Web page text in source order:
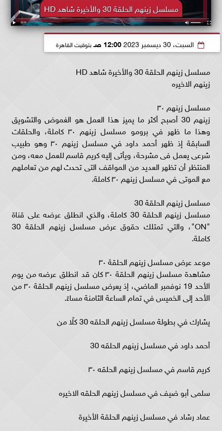
مسلسل زينهم الحلقة 30 والأخيرة شاهد HD
السبت، 30 ديسمبر 2023 12:00 صـ بتوقيت القاهرة
مسلسل زينهم الحلقة 30 والأخيرة شاهد HD
زينهم الاخيره
مسلسل زينهم ٣٠
زينهم 30 أصبح أكثر ما يميز هذا العمل هو الغموض والتشويق
وهذا ما ظهر في برومو مسلسل زينهم ٣٠ كاملة، والحلقات
السابقة إذ ظهر أحمد داود في مسلسل زينهم ٣٠ وهو طبيب
شرعى يعمل فى مشرحة، ويأتى إليه كريم قاسم للعمل معه، ومن
المنتظر أن تظهر العديد من المواقف التى تحدث لهم من تعاملهم
مع الموتى في مسلسل زينهم ٣٠ كاملة.
مسلسل زينهم الحلقة 30
مسلسل زينهم الحلقة 30 كاملة، والذي انطلق عرضه على قناة
"ON"، والتي تمتلك حقوق عرض مسلسل زينهم الحلقة 30
كاملة.
موعد عرض مسلسل زينهم الحلقة ٣٠
مشاهدة مسلسل زينهم الحلقة ٣٠ كان قد انطلق عرضه من يوم
الأحد 19 نوفمبر الماضي، إذ يعرض مسلسل زينهم الحلقة ٣٠ من
الأحد إلى الخميس في تمام الساعة الثامنة مساءً.
يشارك في بطولة مسلسل زينهم الحلقه 30 كلًا من
أحمد داود في مسلسل زينهم الحلقه 30
كريم قاسم في مسلسل زينهم الحلقه ٣٠
سلمى أبو ضيف في مسلسل زينهم الحلقه الاخيره
عماد رشاد في مسلسل زينهم الحلقة الأخيرة